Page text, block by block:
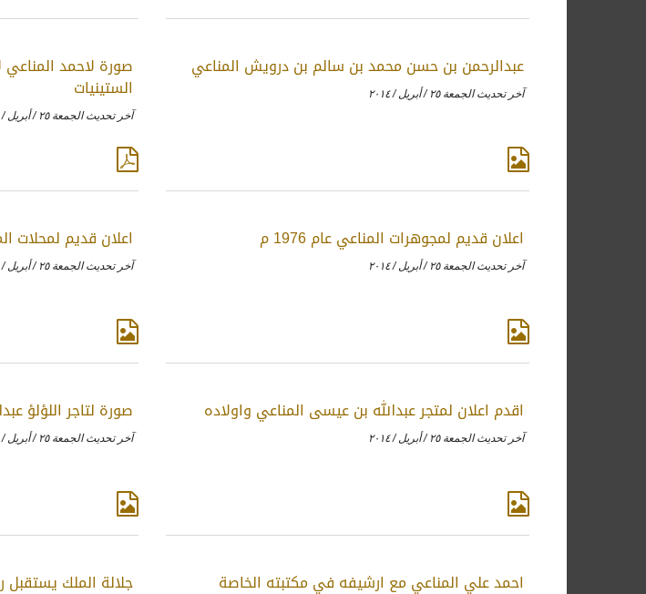
عبدالرحمن بن حسن محمد بن سالم بن درويش المناعي
آخر تحديث الجمعة ٢٥ / أبريل / ٢٠١٤
صورة لاحمد المناعي
الستينيات
آخر تحديث الجمعة ٢٥ / أبريل / ٢٠١٤
اعلان قديم لمجوهرات المناعي عام 1976 م
آخر تحديث الجمعة ٢٥ / أبريل / ٢٠١٤
اعلان قديم لمحلات
آخر تحديث الجمعة ٢٥ / أبريل / ٢٠١٤
اقدم اعلان لمتجر عبدالله بن عيسى المناعي واولاده
آخر تحديث الجمعة ٢٥ / أبريل / ٢٠١٤
صورة لتاجر اللؤلؤ
آخر تحديث الجمعة ٢٥ / أبريل / ٢٠١٤
احمد علي المناعي مع ارشيفه في مكتبته الخاصة جلالة الملك يستقبل